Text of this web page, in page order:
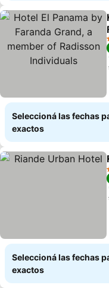
Seleccioná las fechas
exactos
Seleccioná las fechas
exactos